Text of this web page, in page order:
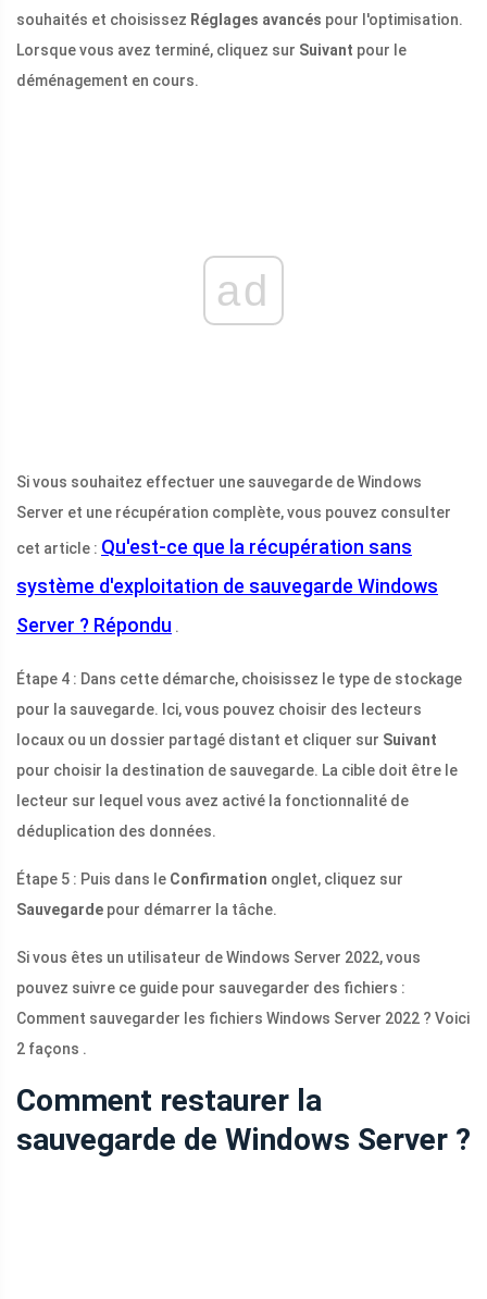
souhaités et choisissez Réglages avancés pour l'optimisation.
Lorsque vous avez terminé, cliquez sur Suivant pour le
déménagement en cours.
ad
Si vous souhaitez effectuer une sauvegarde de Windows
Server et une récupération complète, vous pouvez consulter
cet article : Qu'est-ce que la récupération sans
système d'exploitation de sauvegarde Windows
Server ? Répondu .
Étape 4 : Dans cette démarche, choisissez le type de stockage
pour la sauvegarde. Ici, vous pouvez choisir des lecteurs
locaux ou un dossier partagé distant et cliquer sur Suivant
pour choisir la destination de sauvegarde. La cible doit être le
lecteur sur lequel vous avez activé la fonctionnalité de
déduplication des données.
Étape 5 : Puis dans le Confirmation onglet, cliquez sur
Sauvegarde pour démarrer la tâche.
Si vous êtes un utilisateur de Windows Server 2022, vous
pouvez suivre ce guide pour sauvegarder des fichiers :
Comment sauvegarder les fichiers Windows Server 2022 ? Voici
2 façons .
Comment restaurer la
sauvegarde de Windows Server ?